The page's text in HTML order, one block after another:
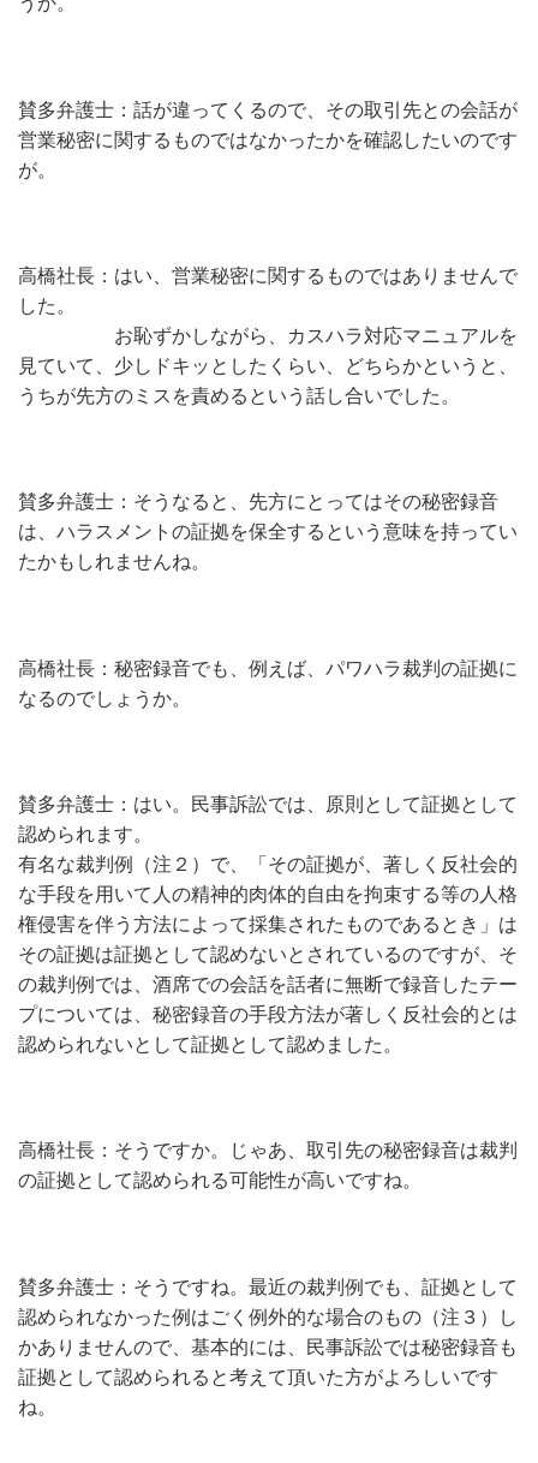
賛多弁護士：話が違ってくるので、その取引先との会話が
営業秘密に関するものではなかったかを確認したいのです
が。
高橋社長：はい、営業秘密に関するものではありませんで
した。
お恥ずかしながら、カスハラ対応マニュアルを
見ていて、少しドキッとしたくらい、どちらかというと、
うちが先方のミスを責めるという話し合いでした。
賛多弁護士：そうなると、先方にとってはその秘密録音
は、ハラスメントの証拠を保全するという意味を持ってい
たかもしれませんね。
高橋社長：秘密録音でも、例えば、パワハラ裁判の証拠に
なるのでしょうか。
賛多弁護士：はい。民事訴訟では、原則として証拠として
認められます。
有名な裁判例（注２）で、「その証拠が、著しく反社会的
な手段を用いて人の精神的肉体的自由を拘束する等の人格
権侵害を伴う方法によって採集されたものであるとき」は
その証拠は証拠として認めないとされているのですが、そ
の裁判例では、酒席での会話を話者に無断で録音したテー
プについては、秘密録音の手段方法が著しく反社会的とは
認められないとして証拠として認めました。
高橋社長：そうですか。じゃあ、取引先の秘密録音は裁判
の証拠として認められる可能性が高いですね。
賛多弁護士：そうですね。最近の裁判例でも、証拠として
認められなかった例はごく例外的な場合のもの（注３）し
かありませんので、基本的には、民事訴訟では秘密録音も
証拠として認められると考えて頂いた方がよろしいです
ね。